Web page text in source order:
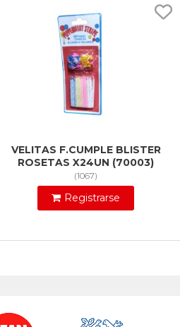
VELITAS F.CUMPLE BLISTER
ROSETAS X24UN (70003)
(1067)
Registrarse